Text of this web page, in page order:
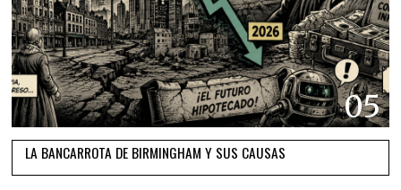
05
LA BANCARROTA DE BIRMINGHAM Y SUS CAUSAS